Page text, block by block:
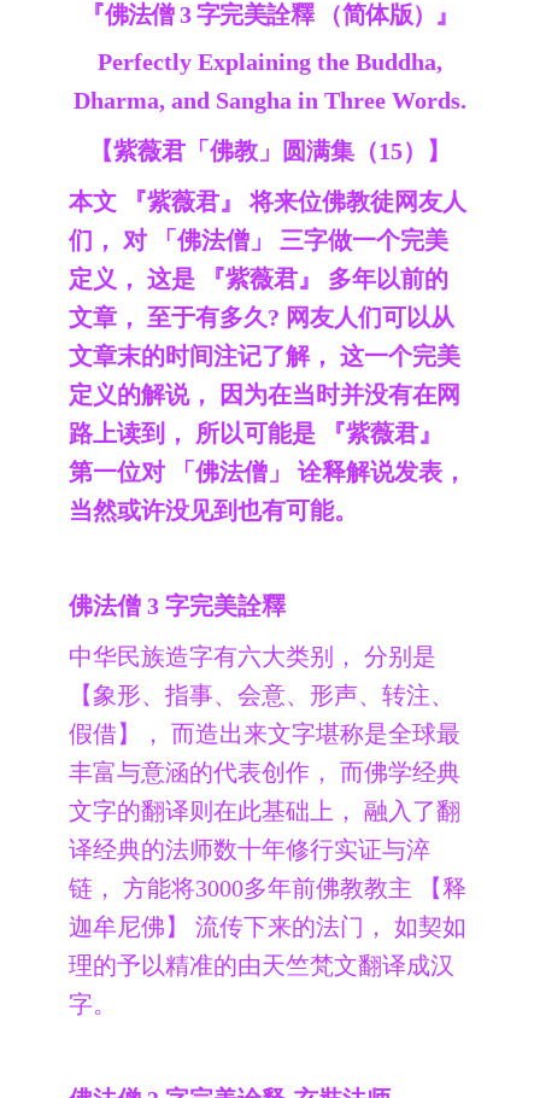
『佛法僧 3 字完美詮釋 （简体版）』
Perfectly Explaining the Buddha,
Dharma, and Sangha in Three Words.
【紫薇君「佛教」圆满集（15）】
本文 『紫薇君』 将来位佛教徒网友人
们， 对 「佛法僧」 三字做一个完美
定义， 这是 『紫薇君』 多年以前的
文章， 至于有多久? 网友人们可以从
文章末的时间注记了解， 这一个完美
定义的解说， 因为在当时并没有在网
路上读到， 所以可能是 『紫薇君』
第一位对 「佛法僧」 诠释解说发表，
当然或许没见到也有可能。
佛法僧 3 字完美詮釋
中华民族造字有六大类别， 分别是
【象形、指事、会意、形声、转注、
假借】， 而造出来文字堪称是全球最
丰富与意涵的代表创作， 而佛学经典
文字的翻译则在此基础上， 融入了翻
译经典的法师数十年修行实证与淬
链， 方能将3000多年前佛教教主 【释
迦牟尼佛】 流传下来的法门， 如契如
理的予以精准的由天竺梵文翻译成汉
字。